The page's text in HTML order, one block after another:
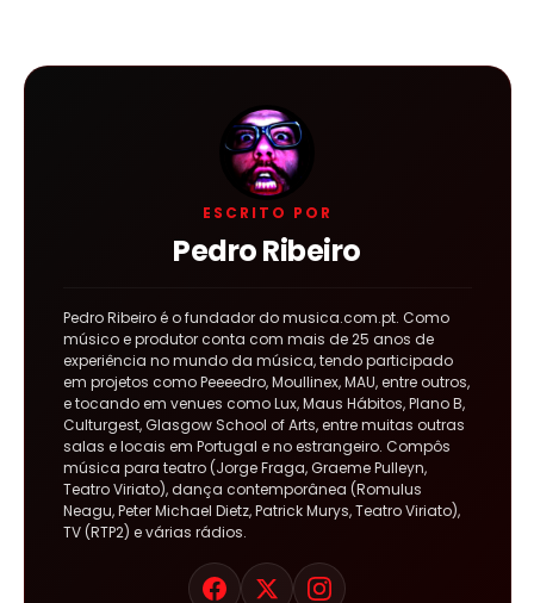
ESCRITO POR
Pedro Ribeiro
Pedro Ribeiro é o fundador do musica.com.pt. Como
músico e produtor conta com mais de 25 anos de
experiência no mundo da música, tendo participado
em projetos como Peeeedro, Moullinex, MAU, entre outros,
e tocando em venues como Lux, Maus Hábitos, Plano B,
Culturgest, Glasgow School of Arts, entre muitas outras
salas e locais em Portugal e no estrangeiro. Compôs
música para teatro (Jorge Fraga, Graeme Pulleyn,
Teatro Viriato), dança contemporânea (Romulus
Neagu, Peter Michael Dietz, Patrick Murys, Teatro Viriato),
TV (RTP2) e várias rádios.